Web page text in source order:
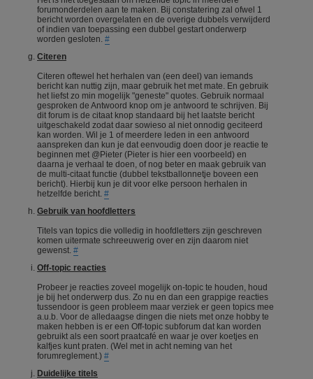
forumonderdelen aan te maken. Bij constatering zal ofwel 1
bericht worden overgelaten en de overige dubbels verwijderd
of indien van toepassing een dubbel gestart onderwerp
worden gesloten. #
Citeren
Citeren oftewel het herhalen van (een deel) van iemands
bericht kan nuttig zijn, maar gebruik het met mate. En gebruik
het liefst zo min mogelijk "geneste" quotes. Gebruik normaal
gesproken de Antwoord knop om je antwoord te schrijven. Bij
dit forum is de citaat knop standaard bij het laatste bericht
uitgeschakeld zodat daar sowieso al niet onnodig geciteerd
kan worden. Wil je 1 of meerdere leden in een antwoord
aanspreken dan kun je dat eenvoudig doen door je reactie te
beginnen met @Pieter (Pieter is hier een voorbeeld) en
daarna je verhaal te doen, of nog beter en maak gebruik van
de multi-citaat functie (dubbel tekstballonnetje boveen een
bericht). Hierbij kun je dit voor elke persoon herhalen in
hetzelfde bericht. #
Gebruik van hoofdletters
Titels van topics die volledig in hoofdletters zijn geschreven
komen uitermate schreeuwerig over en zijn daarom niet
gewenst. #
Off-topic reacties
Probeer je reacties zoveel mogelijk on-topic te houden, houd
je bij het onderwerp dus. Zo nu en dan een grappige reacties
tussendoor is geen probleem maar verziek er geen topics mee
a.u.b. Voor de alledaagse dingen die niets met onze hobby te
maken hebben is er een Off-topic subforum dat kan worden
gebruikt als een soort praatcafé en waar je over koetjes en
kalfjes kunt praten. (Wel met in acht neming van het
forumreglement.) #
Duidelijke titels